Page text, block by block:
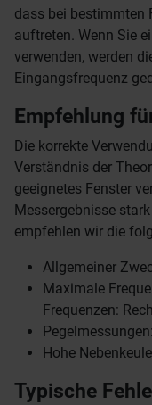
dass bei bestimmten
auftreten. Wenn Sie
verwenden, werden
Eingangsfrequenz
Empfehlung
Die korrekte
Verständnis der
geeignetes Fenster
Messergebnisse
empfehlen wir die
Allgemeiner
Maximale
Frequenzen:
Hohe
Typische